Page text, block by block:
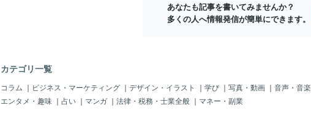
家」だと発言したそ～じゃ。もうお前は
「クビ」だ！どこの「国家元首」じゃ？
「外国人」から「お金」もらってばかり
じゃと、「入管」の制限を広げて、「ビ
ザのナイ違法滞在者」がたくさん入国し
あなたも記事を書いてみませんか？
多くの人へ情報発信が簡単にできます。
カテゴリ一覧
コラム ｜ ビジネス・マーケティング ｜ デザイン・イラスト ｜ 学び ｜ 写真・動画 ｜ 音声・音楽
エンタメ・趣味 ｜ 占い ｜ マンガ ｜ 法律・税務・士業全般 ｜ マネー・副業